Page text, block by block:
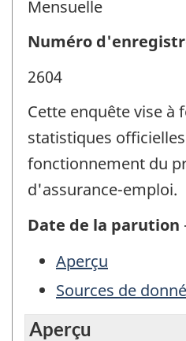
Mensuelle
Numéro
2604
Cette enquête vise à
statistiques
fonctionnement du
d'assurance-emploi.
Date de la parution
Aperçu
Sources de
Aperçu